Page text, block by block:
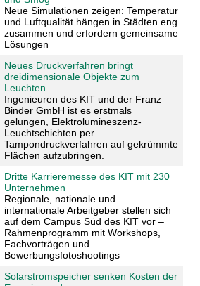
Neue Simulationen zeigen: Temperatur
und Luftqualität hängen in Städten eng
zusammen und erfordern gemeinsame
Lösungen
Neues Druckverfahren bringt
dreidimensionale Objekte zum
Leuchten
Ingenieuren des KIT und der Franz
Binder GmbH ist es erstmals
gelungen, Elektrolumineszenz-
Leuchtschichten per
Tampondruckverfahren auf gekrümmte
Flächen aufzubringen.
Dritte Karrieremesse des KIT mit 230
Unternehmen
Regionale, nationale und
internationale Arbeitgeber stellen sich
auf dem Campus Süd des KIT vor –
Rahmenprogramm mit Workshops,
Fachvorträgen und
Bewerbungsfotoshootings
Solarstromspeicher senken Kosten der